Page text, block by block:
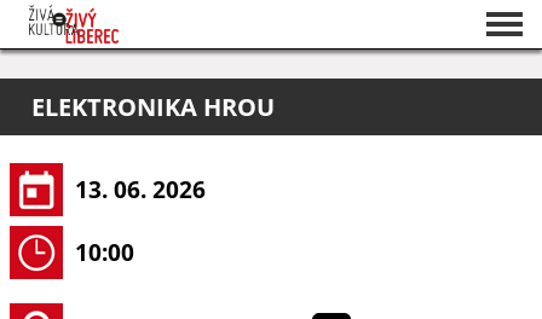
O projektu
Pořadatelé
ELEKTRONIKA HROU
13. 06. 2026
10:00